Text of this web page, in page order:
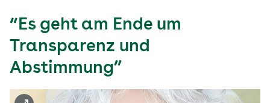
“Es geht am Ende um
Transparenz und
Abstimmung”